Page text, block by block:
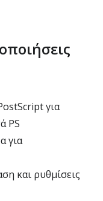
για
PS
για
και ρυθμίσεις